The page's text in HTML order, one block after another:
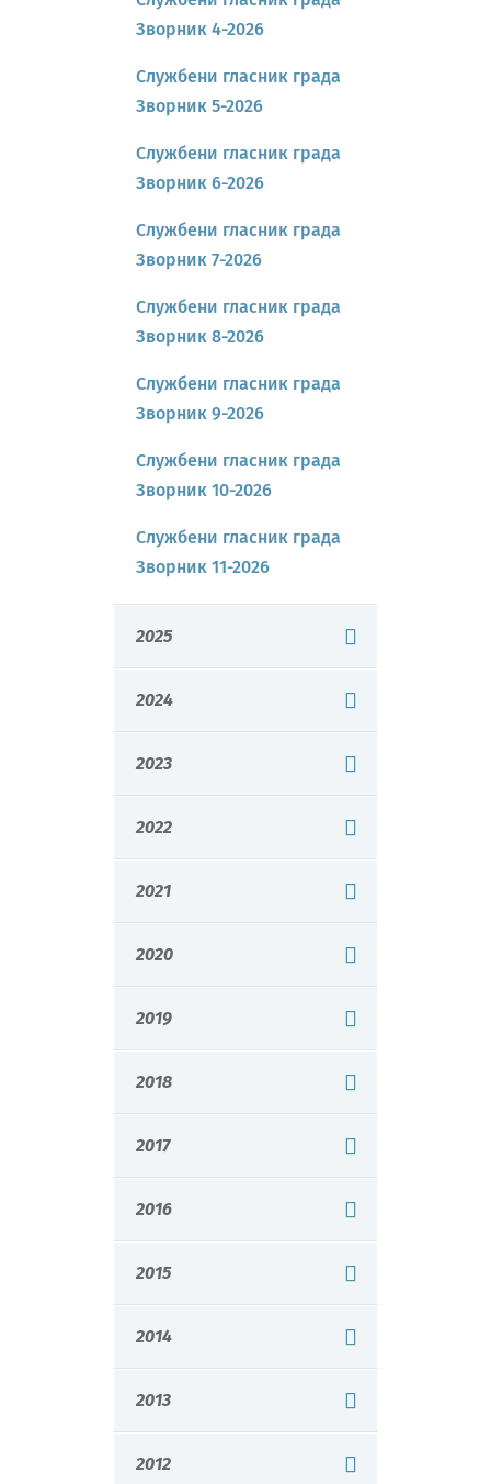
Зворник 4-2026
Службени гласник града
Зворник 5-2026
Службени гласник града
Зворник 6-2026
Службени гласник града
Зворник 7-2026
Службени гласник града
Зворник 8-2026
Службени гласник града
Зворник 9-2026
Службени гласник града
Зворник 10-2026
Службени гласник града
Зворник 11-2026
2025
2024
2023
2022
2021
2020
2019
2018
2017
2016
2015
2014
2013
2012